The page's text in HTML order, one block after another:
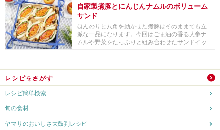
自家製煮豚とにんじんナムルのボリューム
サンド
ほんのりと八角を効かせた煮豚はそのままでも立
派な一品になります。今回はごま油の香る人参ナ
ムルや野菜をたっぷりと組み合わせたサンドイッ
レシピをさがす
レシピ簡単検索
旬の食材
ヤマサのおいしさ太鼓判レシピ